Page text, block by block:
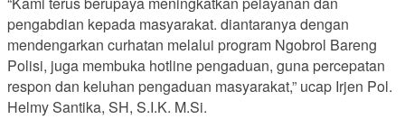
pengabdian kepada masyarakat. diantaranya dengan
mendengarkan curhatan melalui program Ngobrol Bareng
Polisi, juga membuka hotline pengaduan, guna percepatan
respon dan keluhan pengaduan masyarakat,” ucap Irjen Pol.
Helmy Santika, SH, S.I.K. M.Si.